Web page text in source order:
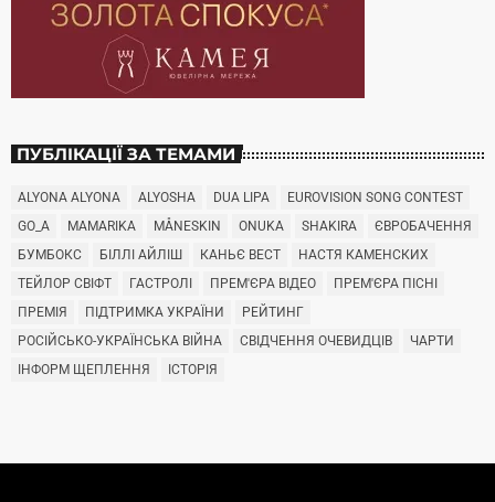
ПУБЛІКАЦІЇ ЗА ТЕМАМИ
ALYONA ALYONA ALYOSHA DUA LIPA
EUROVISION SONG CONTEST
GO_A
MAMARIKA MÅNESKIN ONUKA SHAKIRA
ЄВРОБАЧЕННЯ
БУМБОКС
БІЛЛІ АЙЛІШ КАНЬЄ ВЕСТ
НАСТЯ КАМЕНСКИХ
ТЕЙЛОР СВІФТ
ГАСТРОЛІ ПРЕМ'ЄРА ВІДЕО
ПРЕМ'ЄРА ПІСНІ
ПРЕМІЯ
ПІДТРИМКА УКРАЇНИ
РЕЙТИНГ
РОСІЙСЬКО-УКРАЇНСЬКА ВІЙНА
СВІДЧЕННЯ ОЧЕВИДЦІВ
ЧАРТИ
ІНФОРМ ЩЕПЛЕННЯ
ІСТОРІЯ